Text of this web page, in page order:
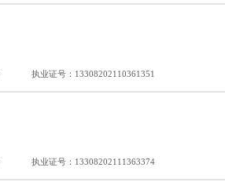
执业证号：13308202110361351
执业证号：13308202111363374